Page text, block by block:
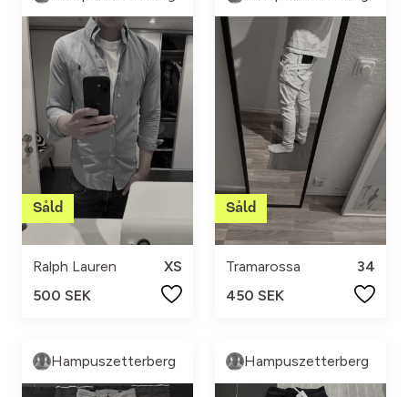
Ralph Lauren
XS
500 SEK
Tramarossa
34
450 SEK
Hampuszetterberg Hampuszetterberg